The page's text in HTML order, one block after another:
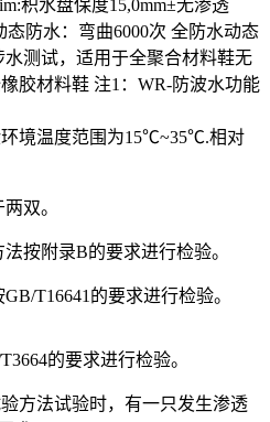
积水盘保度15,0mm±无渗透
防水：弯曲6000次 全防水动态
水测试，适用于全聚合材料鞋无
材料鞋 注1：WR-防波水功能
环境温度范围为15℃~35℃.相对
双。
按附录B的要求进行检验。
T16641的要求进行检验。
的要求进行检验。
方法试验时，有一只发生渗透